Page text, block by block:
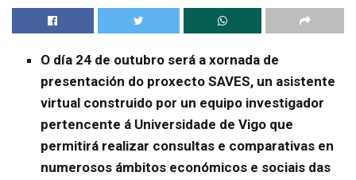
O día 24 de outubro será a xornada de
presentación do proxectoSAVES, un asistente
virtual construido por un equipo investigador
pertencente á Universidade de Vigo que
permitirá realizar consultas e comparativas en
numerosos ámbitos económicos e sociais das